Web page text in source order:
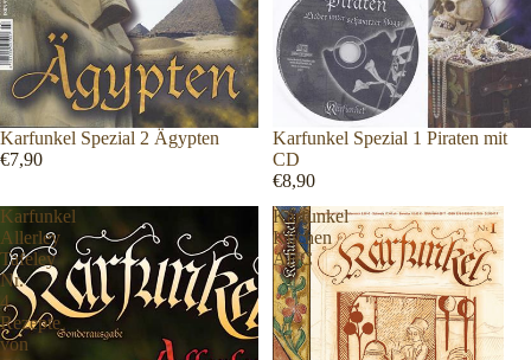
Karfunkel Spezial 2 Ägypten
€7,90
Karfunkel Spezial 1 Piraten mit
CD
€8,90
Karfunkel
Allerley
Tafeley
Nr.
4
Rezepte
von
Karfunkel
Küchen
ABC